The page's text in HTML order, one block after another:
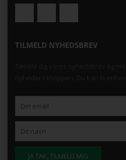
TILMELD NYHEDSBREV